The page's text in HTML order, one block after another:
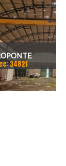
DEMAG 5
16190
34821